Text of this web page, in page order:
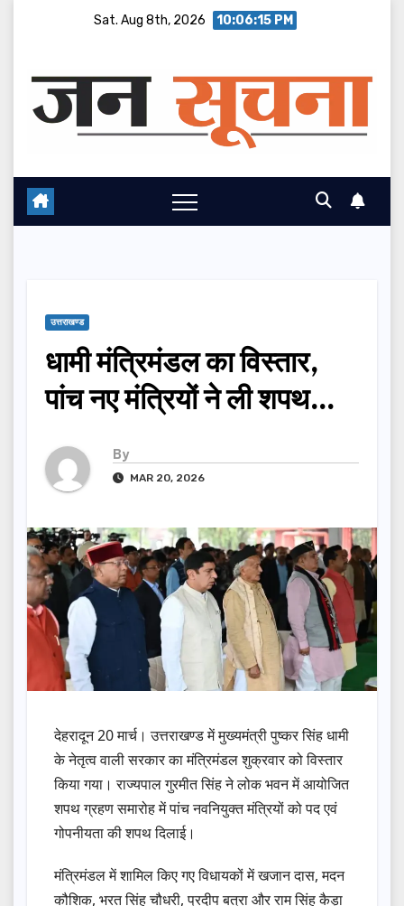
Sat. Aug 8th, 2026 10:06:16 PM
उत्तराखण्ड
धामी मंत्रिमंडल का विस्तार,
पांच नए मंत्रियों ने ली शपथ…
By
MAR 20, 2026
देहरादून 20 मार्च। उत्तराखण्ड में मुख्यमंत्री पुष्कर सिंह धामी
के नेतृत्व वाली सरकार का मंत्रिमंडल शुक्रवार को विस्तार
किया गया। राज्यपाल गुरमीत सिंह ने लोक भवन में आयोजित
शपथ ग्रहण समारोह में पांच नवनियुक्त मंत्रियों को पद एवं
गोपनीयता की शपथ दिलाई।
मंत्रिमंडल में शामिल किए गए विधायकों में खजान दास, मदन
कौशिक, भरत सिंह चौधरी, प्रदीप बत्रा और राम सिंह कैड़ा